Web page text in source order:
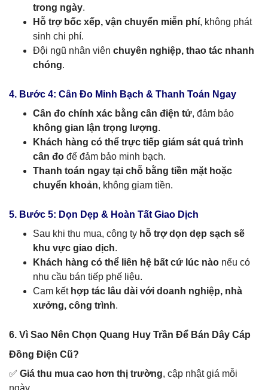
trong ngày.
Hỗ trợ bốc xếp, vận chuyển miễn phí, không phát
sinh chi phí.
Đội ngũ nhân viên chuyên nghiệp, thao tác nhanh
chóng.
4. Bước 4: Cân Đo Minh Bạch & Thanh Toán Ngay
Cân đo chính xác bằng cân điện tử, đảm bảo
không gian lận trọng lượng.
Khách hàng có thể trực tiếp giám sát quá trình
cân đo để đảm bảo minh bạch.
Thanh toán ngay tại chỗ bằng tiền mặt hoặc
chuyển khoản, không giam tiền.
5. Bước 5: Dọn Dẹp & Hoàn Tất Giao Dịch
Sau khi thu mua, công ty hỗ trợ dọn dẹp sạch sẽ
khu vực giao dịch.
Khách hàng có thể liên hệ bất cứ lúc nào nếu có
nhu cầu bán tiếp phế liệu.
Cam kết hợp tác lâu dài với doanh nghiệp, nhà
xưởng, công trình.
6. Vì Sao Nên Chọn Quang Huy Trần Để Bán Dây Cáp
Đồng Điện Cũ?
✅ Giá thu mua cao hơn thị trường, cập nhật giá mỗi
ngày.